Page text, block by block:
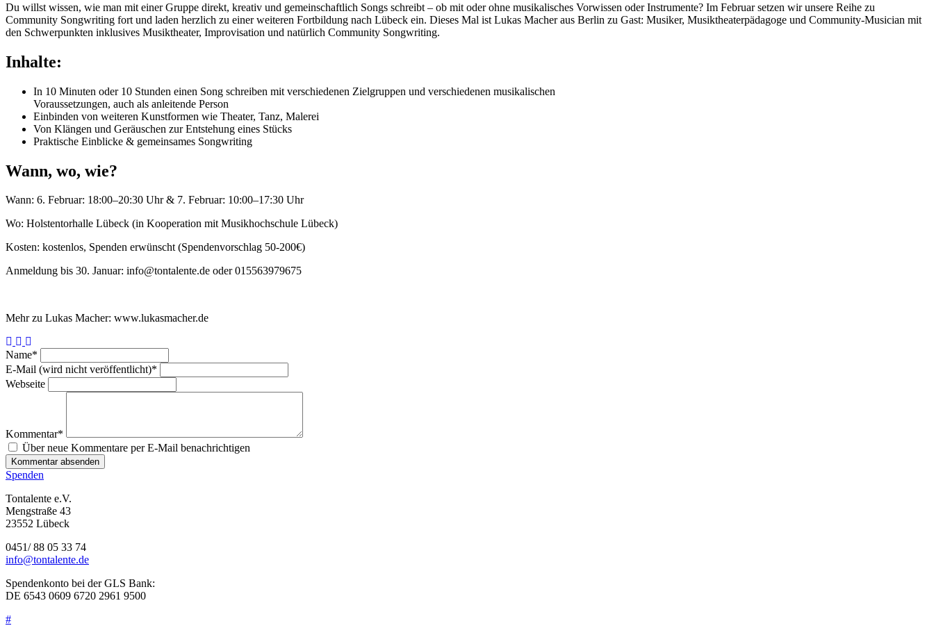
Du willst wissen, wie man mit einer Gruppe direkt, kreativ und gemeinschaftlich Songs schreibt – ob mit oder ohne musikalisches Vorwissen oder Instrumente? Im Februar setzen wir unsere Reihe zu
Community Songwriting fort und laden herzlich zu einer weiteren Fortbildung nach Lübeck ein. Dieses Mal ist Lukas Macher aus Berlin zu Gast: Musiker, Musiktheaterpädagoge und Community-Musician mit
den Schwerpunkten inklusives Musiktheater, Improvisation und natürlich Community Songwriting.
Inhalte:
In 10 Minuten oder 10 Stunden einen Song schreiben mit verschiedenen Zielgruppen und verschiedenen musikalischen
Voraussetzungen, auch als anleitende Person
Einbinden von weiteren Kunstformen wie Theater, Tanz, Malerei
Von Klängen und Geräuschen zur Entstehung eines Stücks
Praktische Einblicke & gemeinsames Songwriting
Wann, wo, wie?
Wann: 6. Februar: 18:00–20:30 Uhr & 7. Februar: 10:00–17:30 Uhr
Wo: Holstentorhalle Lübeck (in Kooperation mit Musikhochschule Lübeck)
Kosten: kostenlos, Spenden erwünscht (Spendenvorschlag 50-200€)
Anmeldung bis 30. Januar: info@tontalente.de oder 015563979675
Mehr zu Lukas Macher: www.lukasmacher.de
Pflichtfeld
Name*
Pflichtfeld
E-Mail (wird nicht veröffentlicht)*
Webseite
Kommentar*
Über neue Kommentare per E-Mail benachrichtigen
Kommentar absenden
Spenden
Tontalente e.V.
Mengstraße 43
23552 Lübeck
0451/ 88 05 33 74
info@tontalente.de
Spendenkonto bei der GLS Bank:
DE 6543 0609 6720 2961 9500
#